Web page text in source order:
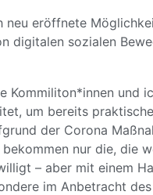
neu eröffnete
digitalen sozialen
Kommiliton*innen und
um bereits
der Corona
nur die, die
– aber mit einem
im Anbetracht